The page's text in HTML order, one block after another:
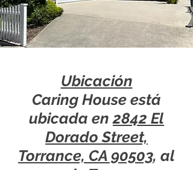
Ubicación
Caring House está
ubicada en2842 El
Dorado Street,
Torrance, CA 90503, al